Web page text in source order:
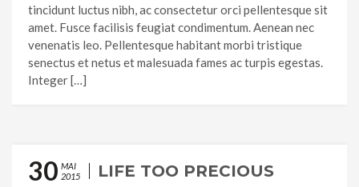
tincidunt luctus nibh, ac consectetur orci pellentesque sit
amet. Fusce facilisis feugiat condimentum. Aenean nec
venenatis leo. Pellentesque habitant morbi tristique
senectus et netus et malesuada fames ac turpis egestas.
Integer […]
30 MAI
2015
LIFE TOO PRECIOUS